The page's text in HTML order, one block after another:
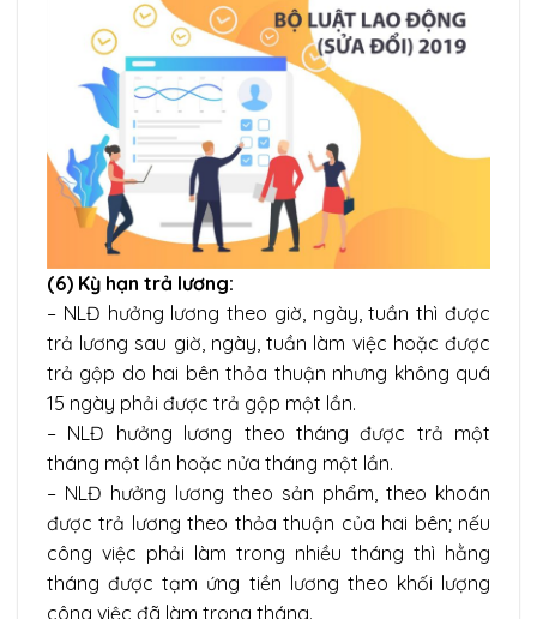
(6) Kỳ hạn trả lương:
– NLĐ hưởng lương theo giờ, ngày, tuần thì được
trả lương sau giờ, ngày, tuần làm việc hoặc được
trả gộp do hai bên thỏa thuận nhưng không quá
15 ngày phải được trả gộp một lần.
– NLĐ hưởng lương theo tháng được trả một
tháng một lần hoặc nửa tháng một lần.
– NLĐ hưởng lương theo sản phẩm, theo khoán
được trả lương theo thỏa thuận của hai bên; nếu
công việc phải làm trong nhiều tháng thì hằng
tháng được tạm ứng tiền lương theo khối lượng
công việc đã làm trong tháng.